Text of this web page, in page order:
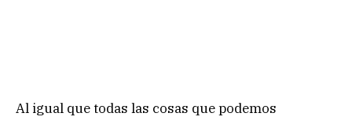
Al igual que todas las cosas que podemos